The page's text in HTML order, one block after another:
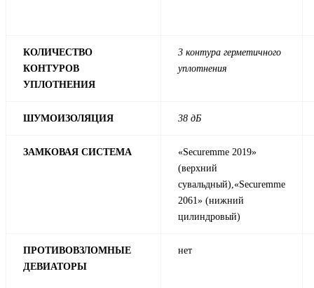
КОЛИЧЕСТВО
КОНТУРОВ
УПЛОТНЕНИЯ
3 контура герметичного
уплотнения
ШУМОИЗОЛЯЦИЯ 38 дБ
ЗАМКОВАЯ СИСТЕМА
«Securemme 2019»
(верхний
сувальдный),«Securemme
2061» (нижний
цилиндровый)
ПРОТИВОВЗЛОМНЫЕ
ДЕВИАТОРЫ
нет